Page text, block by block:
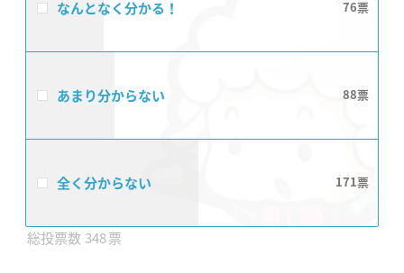
なんとなく分かる！ 76
あまり分からない 88
全く分からない 171
348